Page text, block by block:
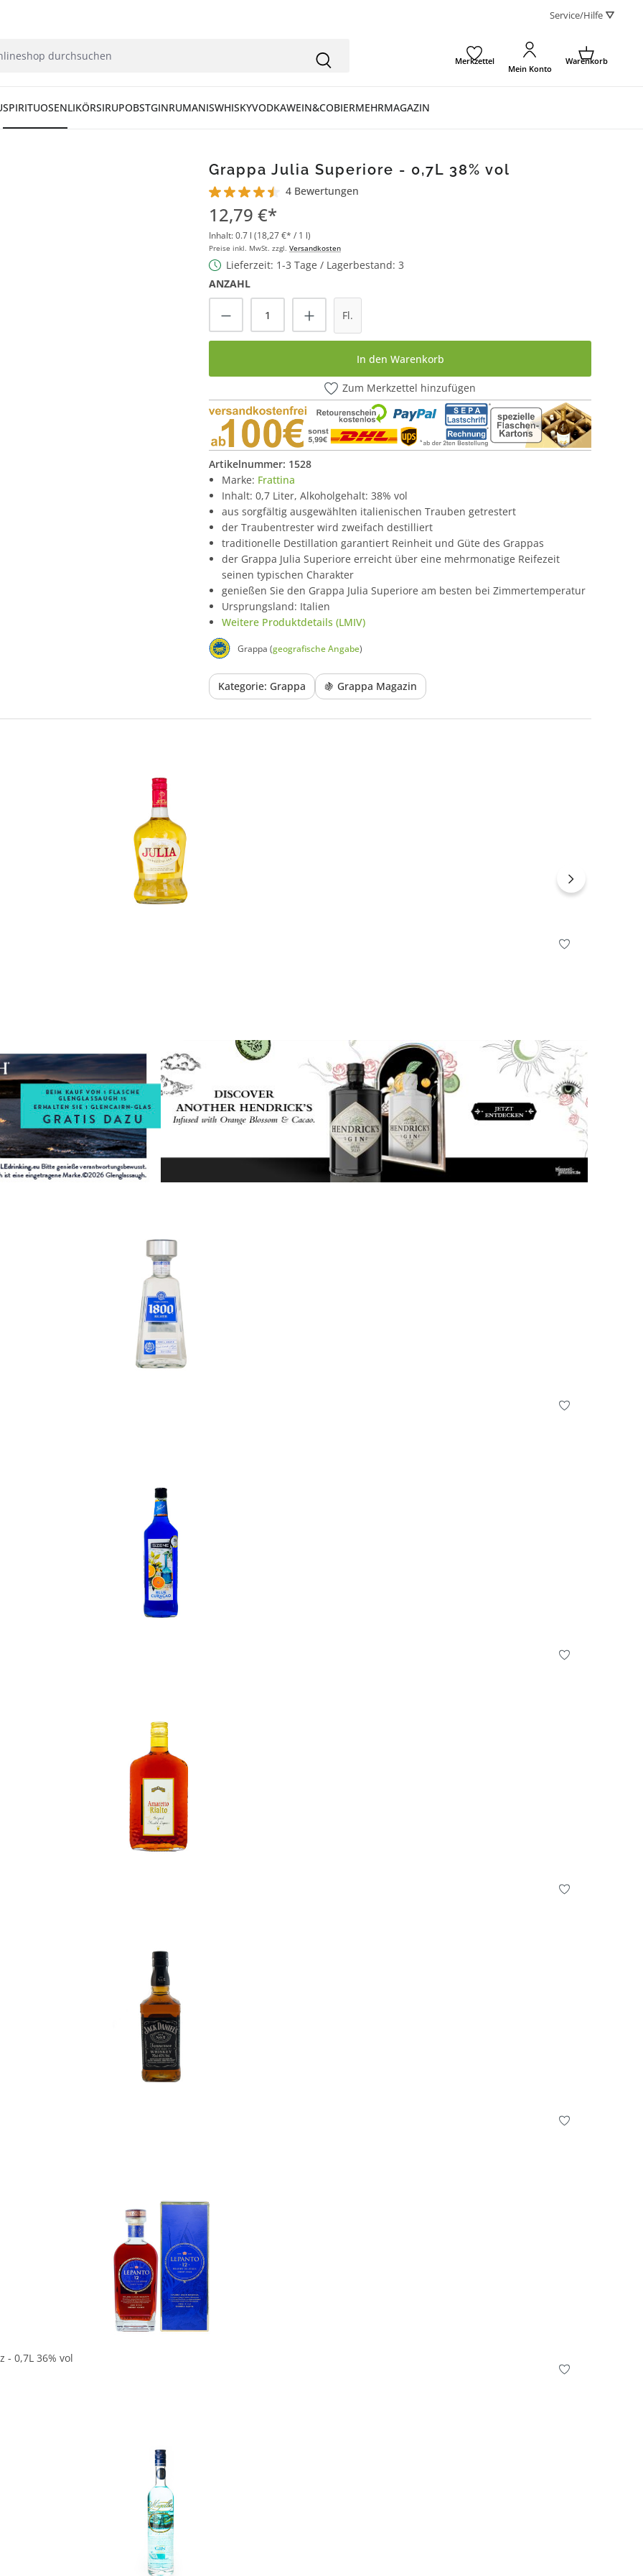
Service/Hilfe ⛛
Merkzettel
Mein Konto
Warenkorb
SPIRITUOSENLIKÖRSIRUPOBSTGINRUMANISWHISKYVODKAWEIN&COBIERMEHRMAGAZIN
Grappa Julia Superiore - 0,7L 38% vol
Durchschnittliche Bewertung von 4.5 von 5 Sternen
4 Bewertungen
12,79 €*
Inhalt:0.7 l (18,27 €* / 1 l)
Preise inkl. MwSt. zzgl. Versandkosten
Lieferzeit: 1-3 Tage / Lagerbestand: 3
ANZAHL
Produkt Anzahl: Gib den gewünschten Wert ein
Fl.
In den Warenkorb
Zum Merkzettel hinzufügen
Artikelnummer: 1528
Marke: Frattina
Inhalt: 0,7 Liter, Alkoholgehalt: 38% vol
aus sorgfältig ausgewählten italienischen Trauben getrestert
der Traubentrester wird zweifach destilliert
traditionelle Destillation garantiert Reinheit und Güte des Grappas
der Grappa Julia Superiore erreicht über eine mehrmonatige Reifezeit
seinen typischen Charakter
genießen Sie den Grappa Julia Superiore am besten bei Zimmertemperatur
Ursprungsland: Italien
Weitere Produktdetails (LMIV)
Grappa (geografische Angabe)
Kategorie: Grappa 🍇 Grappa Magazin
In den Korb
In den Korb
In den Korb
In den Korb
In den Korb
- 0,7L 36% vol
In den Korb
In den Korb